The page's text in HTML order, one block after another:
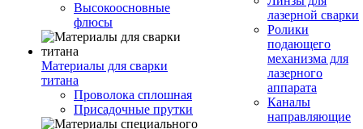
Высокоосновные
флюсы
Материалы для сварки
титана
Проволока сплошная
Присадочные прутки
лазерной сварки
Ролики
подающего
механизма для
лазерного
аппарата
Каналы
направляющие